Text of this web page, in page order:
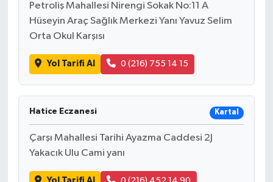
Petroliş Mahallesi Nirengi Sokak No:11 A
Hüseyin Araç Sağlık Merkezi Yanı Yavuz Selim
Orta Okul Karşısı
Yol Tarifi Al 0 (216) 755 14 15
Hatice Eczanesi Kartal
Çarşı Mahallesi Tarihi Ayazma Caddesi 2J
Yakacık Ulu Cami yanı